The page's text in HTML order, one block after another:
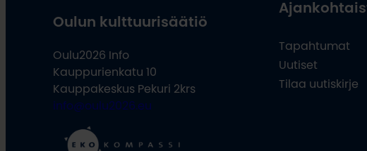
Oulun kulttuurisäätiö
Oulu2026 Info
Kauppurienkatu 10
Kauppakeskus Pekuri 2krs
info@oulu2026.eu
Tapahtumat
Uutiset
Tilaa uutiskirje